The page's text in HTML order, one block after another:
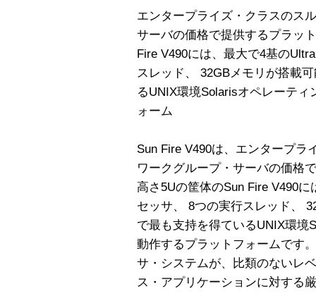
エンタープライズ・クラスのス
サーバの価格で提供するプラッ
Fire V490には、最大で4基の
スレッド、 32GBメモリが搭載
るUNIX環境Solarisオペレーテ
ォーム
Sun Fire V490は、エンタープラ
ワークグループ・サーバの価格
高さ5Uの筐体のSun Fire V490
セッサ、 8つの実行スレッド、
で最も支持を得ているUNIX環境
動作するプラットフォームです
サ・システムが、比類のないレ
ス・アプリケーションに対する